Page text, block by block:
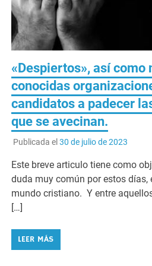
«Despiertos», así como
conocidas
candidatos a padecer
que se avecinan.
Publicada el 30 de julio de 2023
Este breve articulo tiene como
duda muy común por estos días,
mundo cristiano. Y entre
[…]
LEER MÁS